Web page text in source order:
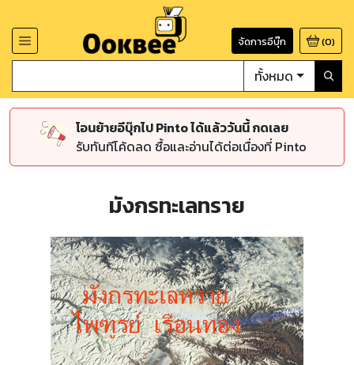
จัดการอีบุ๊ก (0)
ทั้งหมด
โอนย้ายอีบุ๊กไป Pinto ได้แล้ววันนี้ กดเลย
รับทันทีโค้ดลด ซื้อและอ่านได้ต่อเนื่องที่ Pinto
มังกรทะเลทราย